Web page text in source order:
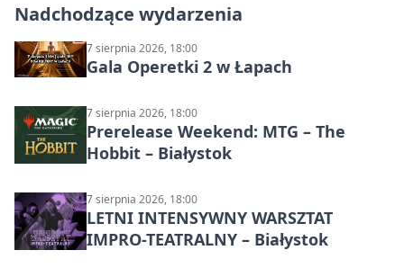
Nadchodzące wydarzenia
7 sierpnia 2026, 18:00
Gala Operetki 2 w Łapach
7 sierpnia 2026, 18:00
Prerelease Weekend: MTG – The
Hobbit – Białystok
7 sierpnia 2026, 18:00
LETNI INTENSYWNY WARSZTAT
IMPRO-TEATRALNY – Białystok